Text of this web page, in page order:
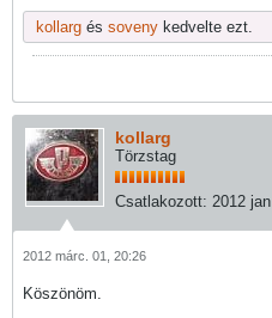
kollarg és soveny kedvelte ezt.
kollarg
Törzstag
Csatlakozott: 2012 jan
2012 márc. 01, 20:26
Köszönöm.